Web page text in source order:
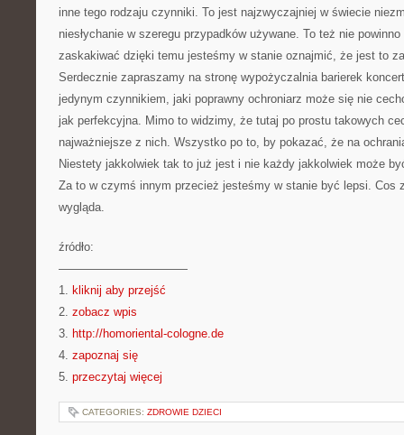
inne tego rodzaju czynniki. To jest najzwyczajniej w świecie
niesłychanie w szeregu przypadków używane. To też nie
zaskakiwać dzięki temu jesteśmy w stanie oznajmić, że jest to
Serdecznie zapraszamy na stronę wypożyczalnia barierek
jedynym czynnikiem, jaki poprawny ochroniarz może się nie
jak perfekcyjna. Mimo to widzimy, że tutaj po prostu takowych
najważniejsze z nich. Wszystko po to, by pokazać, że na
Niestety jakkolwiek tak to już jest i nie każdy jakkolwiek może
Za to w czymś innym przecież jesteśmy w stanie być lepsi. Cos
wygląda.
źródło:
———————————
1. kliknij aby przejść
2. zobacz wpis
3. http://homoriental-cologne.de
4. zapoznaj się
5. przeczytaj więcej
CATEGORIES: ZDROWIE DZIECI